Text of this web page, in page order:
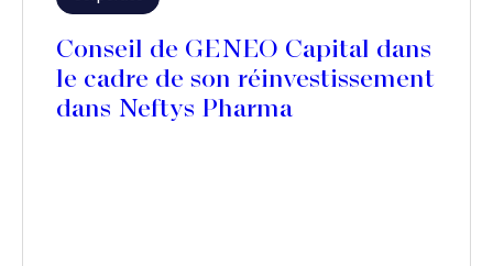
Conseil de GENEO Capital dans
le cadre de son réinvestissement
dans Neftys Pharma